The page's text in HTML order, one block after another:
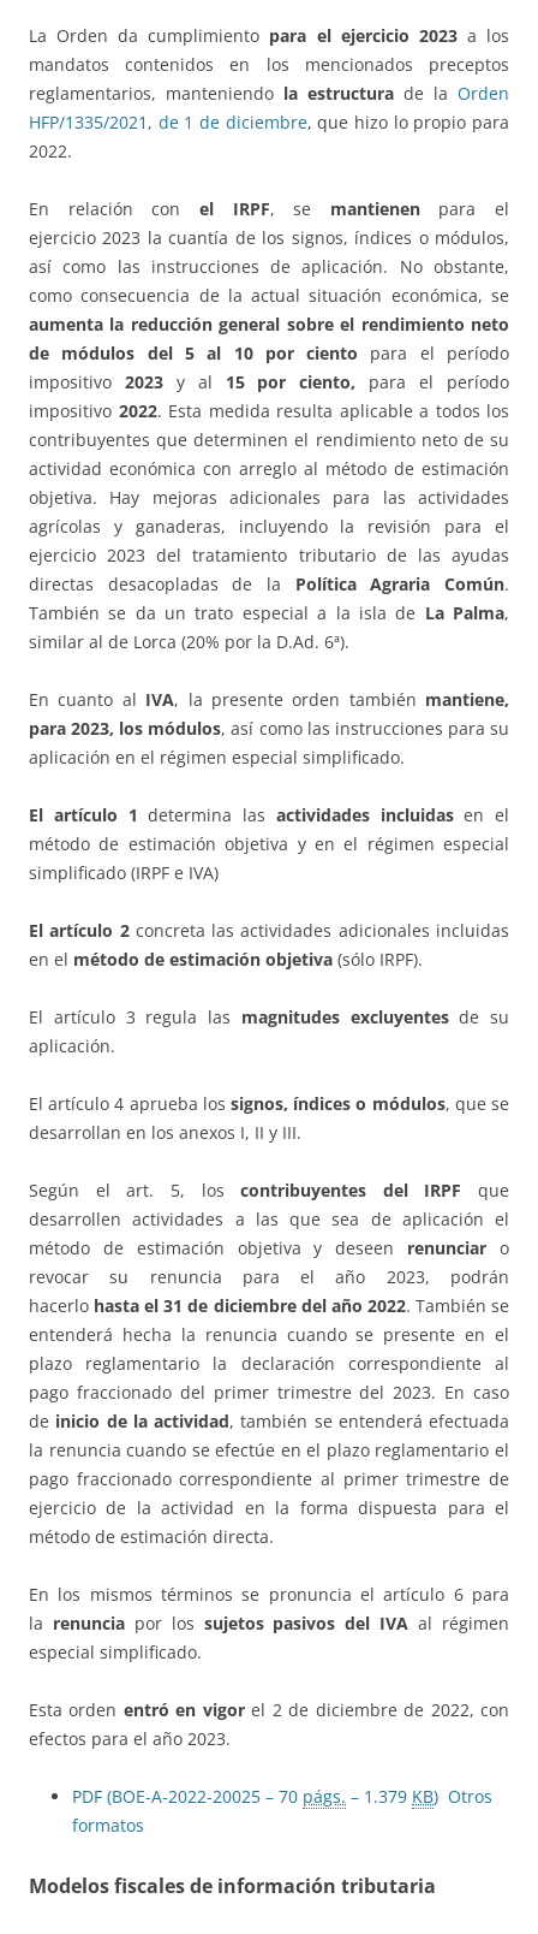
La Orden da cumplimiento para el ejercicio 2023a los
mandatos contenidos en los mencionados preceptos
reglamentarios, manteniendo la estructura de la Orden
HFP/1335/2021, de 1 de diciembre, que hizo lo propio para
2022.
En relación con el IRPF, se mantienenpara el
ejercicio 2023 la cuantía de los signos, índices o módulos,
así como las instrucciones de aplicación. No obstante,
como consecuencia de la actual situación económica, se
aumenta la reducción general sobre el rendimiento neto
de módulos del 5 al 10 por ciento para el período
impositivo 2023y al 15 por ciento, para el período
impositivo 2022. Esta medida resulta aplicable a todos los
contribuyentes que determinen el rendimiento neto de su
actividad económica con arreglo al método de estimación
objetiva. Hay mejoras adicionales para las actividades
agrícolas y ganaderas, incluyendo la revisión para el
ejercicio 2023 del tratamiento tributario de las ayudas
directas desacopladas de la Política Agraria Común.
También se da un trato especial a la isla de La Palma,
similar al de Lorca (20% por la D.Ad. 6ª).
En cuanto al IVA, la presente orden también mantiene,
para 2023, los módulos, así como las instrucciones para su
aplicación en el régimen especial simplificado.
El artículo 1determina las actividades incluidasen el
método de estimación objetiva y en el régimen especial
simplificado (IRPF e IVA)
El artículo 2 concreta las actividades adicionales incluidas
en el método de estimación objetiva (sólo IRPF).
El artículo 3 regula las magnitudes excluyentesde su
aplicación.
El artículo 4 aprueba los signos, índices o módulos, que se
desarrollan en los anexos I, II y III.
Según el art. 5, loscontribuyentes del IRPF que
desarrollen actividades a las que sea de aplicación el
método de estimación objetiva y deseen renunciar o
revocar su renuncia para el año 2023, podrán
hacerlo hasta el 31 de diciembre del año 2022. También se
entenderá hecha la renuncia cuando se presente en el
plazo reglamentario la declaración correspondiente al
pago fraccionado del primer trimestre del 2023. En caso
de inicio de la actividad, también se entenderá efectuada
la renuncia cuando se efectúe en el plazo reglamentario el
pago fraccionado correspondiente al primer trimestre de
ejercicio de la actividad en la forma dispuesta para el
método de estimación directa.
En los mismos términos se pronuncia el artículo 6 para
la renunciapor los sujetos pasivos del IVAal régimen
especial simplificado.
Esta orden entró en vigorel 2 de diciembre de 2022, con
efectos para el año 2023.
PDF (BOE-A-2022-20025 – 70 págs. – 1.379 KB) Otros
formatos
Modelos fiscales de información tributaria